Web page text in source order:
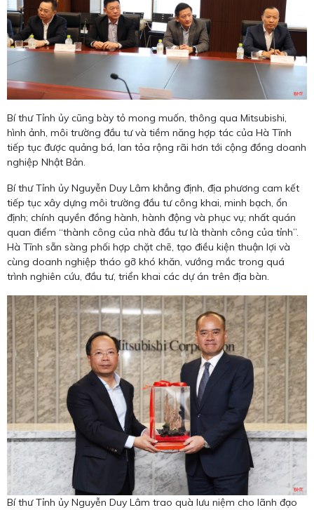
Bí thư Tỉnh ủy cũng bày tỏ mong muốn, thông qua Mitsubishi,
hình ảnh, môi trường đầu tư và tiềm năng hợp tác của Hà Tĩnh
tiếp tục được quảng bá, lan tỏa rộng rãi hơn tới cộng đồng doanh
nghiệp Nhật Bản.
Bí thư Tỉnh ủy Nguyễn Duy Lâm khẳng định, địa phương cam kết
tiếp tục xây dựng môi trường đầu tư công khai, minh bạch, ổn
định; chính quyền đồng hành, hành động và phục vụ; nhất quán
quan điểm “thành công của nhà đầu tư là thành công của tỉnh”.
Hà Tĩnh sẵn sàng phối hợp chặt chẽ, tạo điều kiện thuận lợi và
cùng doanh nghiệp tháo gỡ khó khăn, vướng mắc trong quá
trình nghiên cứu, đầu tư, triển khai các dự án trên địa bàn.
Bí thư Tỉnh ủy Nguyễn Duy Lâm trao quà lưu niệm cho lãnh đạo